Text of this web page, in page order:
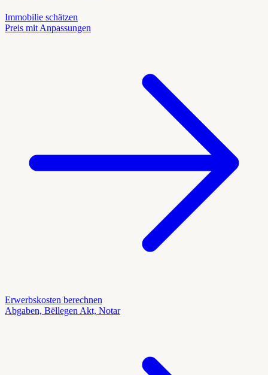
Immobilie schätzen
Preis mit Anpassungen
Erwerbskosten berechnen
Abgaben, Bëllegen Akt, Notar